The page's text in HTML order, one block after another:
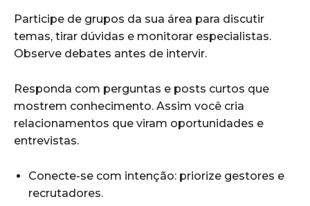
Participe de grupos da sua área para discutir
temas, tirar dúvidas e monitorar especialistas.
Observe debates antes de intervir.
Responda com perguntas e posts curtos que
mostrem conhecimento. Assim você cria
relacionamentos que viram oportunidades e
entrevistas.
Conecte-se com intenção: priorize gestores e
recrutadores.